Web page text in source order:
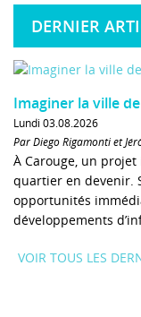
DERNIER
Imaginer la ville
Lundi 03.08.2026
Par Diego Rigamonti et
À Carouge, un
quartier en devenir.
opportunités
développements
VOIR TOUS LES